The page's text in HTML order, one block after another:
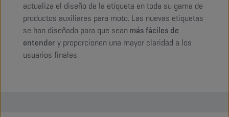
actualiza el diseño de la etiqueta en toda su gama de
productos auxiliares para moto. Las nuevas etiquetas
se han diseñado para que sean más fáciles de
entendery proporcionen una mayor claridad a los
usuarios finales.